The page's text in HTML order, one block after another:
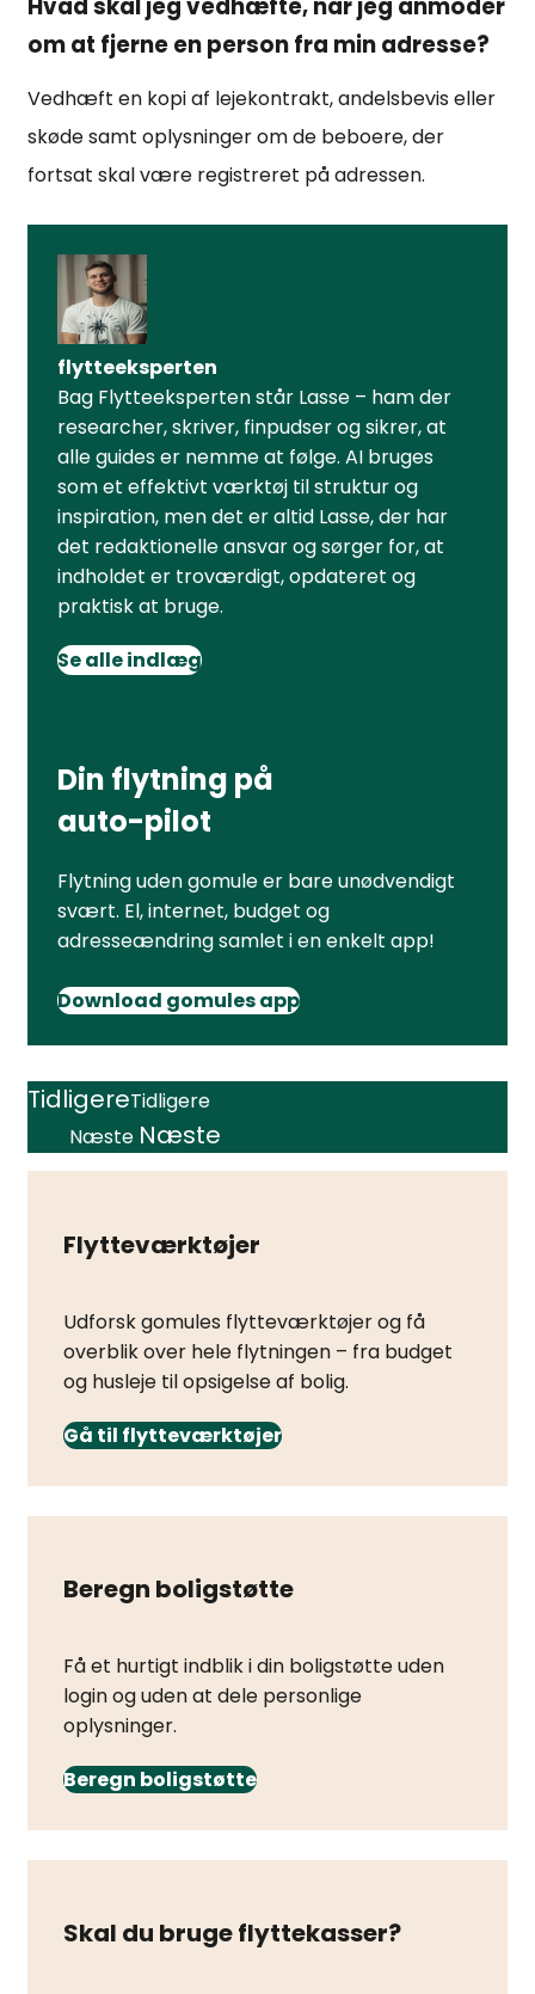
Hvad skal jeg vedhæfte, når jeg anmoder
om at fjerne en person fra min adresse?
Vedhæft en kopi af lejekontrakt, andelsbevis eller
skøde samt oplysninger om de beboere, der
fortsat skal være registreret på adressen.
flytteeksperten
Bag Flytteeksperten står Lasse – ham der
researcher, skriver, finpudser og sikrer, at
alle guides er nemme at følge. AI bruges
som et effektivt værktøj til struktur og
inspiration, men det er altid Lasse, der har
det redaktionelle ansvar og sørger for, at
indholdet er troværdigt, opdateret og
praktisk at bruge.
Se alle indlæg
Din flytning på
auto-pilot
Flytning uden gomule er bare unødvendigt
svært. El, internet, budget og
adresseændring samlet i en enkelt app!
Download gomules app
TidligereTidligere
Næste Næste
Flytteværktøjer
Udforsk gomules flytteværktøjer og få
overblik over hele flytningen – fra budget
og husleje til opsigelse af bolig.
Gå til flytteværktøjer
Beregn boligstøtte
Få et hurtigt indblik i din boligstøtte uden
login og uden at dele personlige
oplysninger.
Beregn boligstøtte
Skal du bruge flyttekasser?